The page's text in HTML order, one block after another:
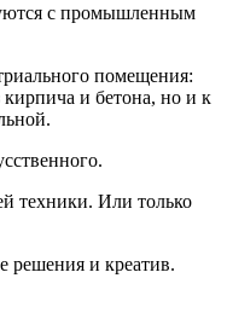
с промышленным
помещения:
кирпича и бетона, но и к
техники. Или только
решения и креатив.